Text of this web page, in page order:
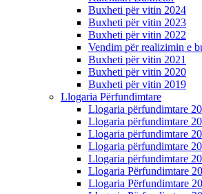
Buxheti për vitin 2024
Buxheti për vitin 2023
Buxheti për vitin 2022
Vendim për realizimin e
Buxheti për vitin 2021
Buxheti për vitin 2020
Buxheti për vitin 2019
Llogaria Përfundimtare
Llogaria përfundimtare
Llogaria përfundimtare
Llogaria përfundimtare
Llogaria përfundimtare
Llogaria përfundimtare
Llogaria Përfundimtare
Llogaria Përfundimtare